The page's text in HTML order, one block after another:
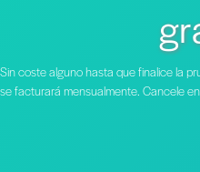
Sin coste alguno hasta que finalice la
se facturará mensualmente. Cancele